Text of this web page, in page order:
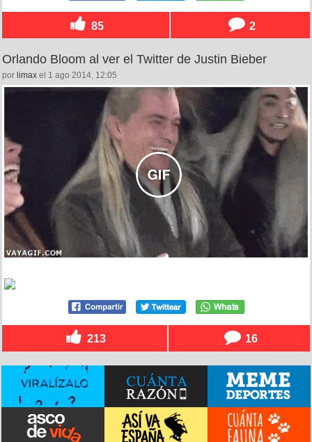
85 2
Orlando Bloom al ver el Twitter de Justin Bieber
por limax el 1 ago 2014, 12:05
213 16